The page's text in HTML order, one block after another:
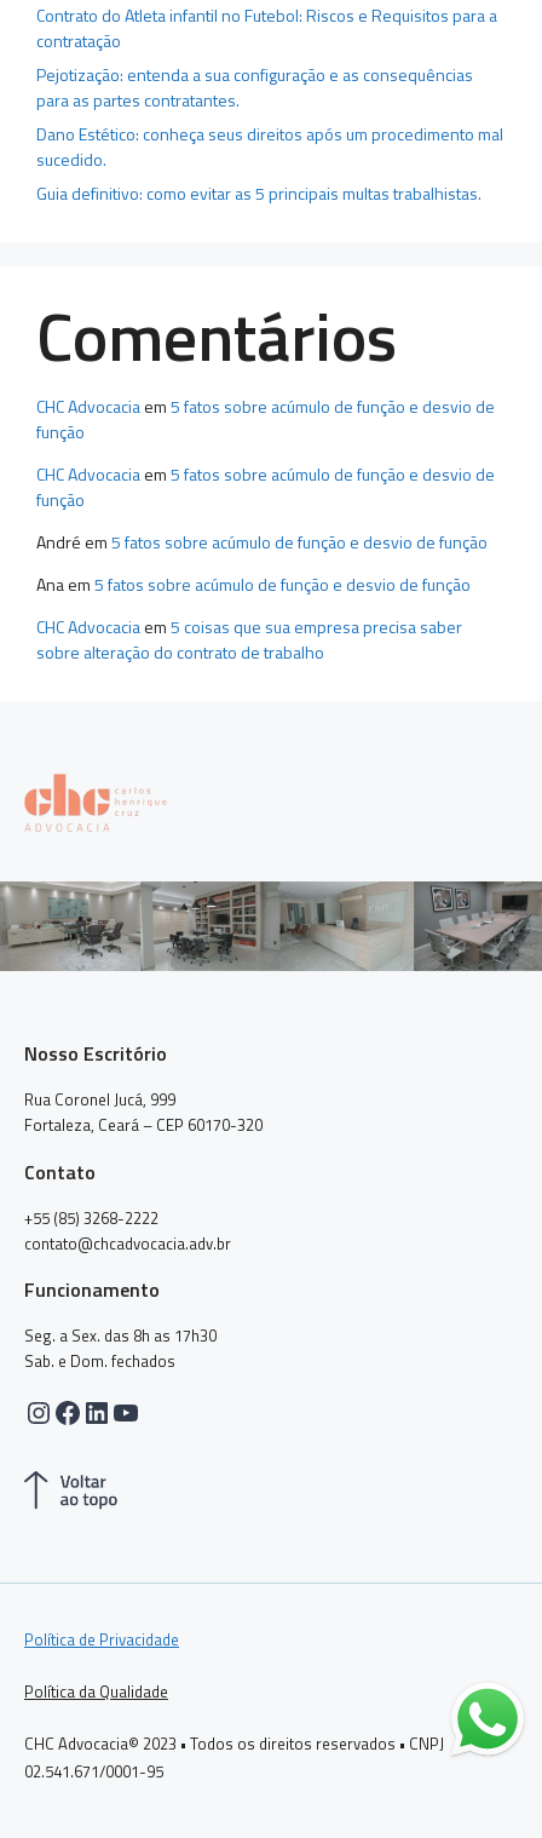
Contrato do Atleta infantil no Futebol: Riscos e Requisitos para a
contratação
Pejotização: entenda a sua configuração e as consequências
para as partes contratantes.
Dano Estético: conheça seus direitos após um procedimento mal
sucedido.
Guia definitivo: como evitar as 5 principais multas trabalhistas.
Comentários
CHC Advocaciaem5 fatos sobre acúmulo de função e desvio de
função
CHC Advocaciaem5 fatos sobre acúmulo de função e desvio de
função
André em5 fatos sobre acúmulo de função e desvio de função
Anaem5 fatos sobre acúmulo de função e desvio de função
CHC Advocaciaem5 coisas que sua empresa precisa saber
sobre alteração do contrato de trabalho
Nosso Escritório
Rua Coronel Jucá, 999
Fortaleza, Ceará – CEP 60170-320
Contato
+55 (85) 3268-2222
contato@chcadvocacia.adv.br
Funcionamento
Seg. a Sex. das 8h as 17h30
Sab. e Dom. fechados
Instagram
Facebook
LinkedIn
Youtube
Política de Privacidade
Política da Qualidade
CHC Advocacia© 2023 • Todos os direitos reservados • CNPJ
02.541.671/0001-95